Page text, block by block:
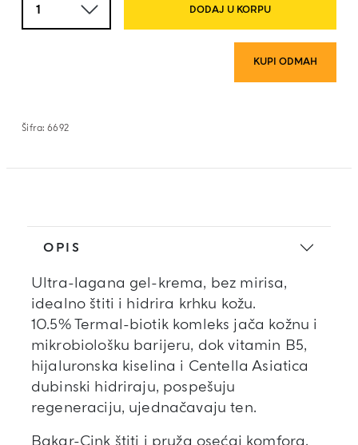
DODAJ U KORPU
KUPI ODMAH
Šifra: 6692
OPIS
Ultra-lagana gel-krema, bez mirisa,
idealno štiti i hidrira krhku kožu.
10.5% Termal-biotik komleks jača kožnu i
mikrobiološku barijeru, dok vitamin B5,
hijaluronska kiselina i Centella Asiatica
dubinski hidriraju, pospešuju
regeneraciju, ujednačavaju ten.
Bakar-Cink štiti i pruža osećaj komfora.